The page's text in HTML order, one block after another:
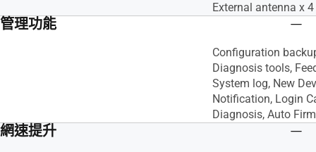
External antenna x 4
管理功能
Configuration
Diagnosis tools,
System log, New
Notification, Login
Diagnosis, Auto
網速提升